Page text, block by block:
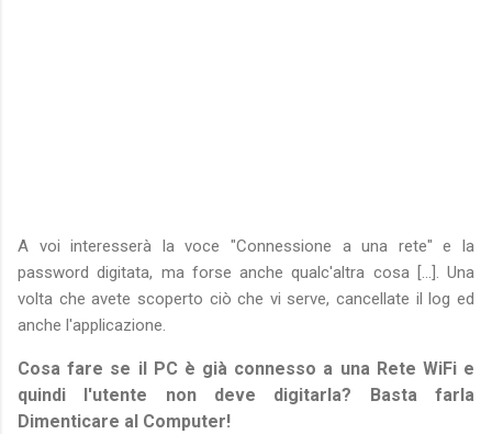
A voi interesserà la voce "Connessione a una rete" e la
password digitata, ma forse anche qualc'altra cosa [...]. Una
volta che avete scoperto ciò che vi serve, cancellate il log ed
anche l'applicazione.
Cosa fare se il PC è già connesso a una Rete WiFi e
quindi l'utente non deve digitarla? Basta farla
Dimenticare al Computer!